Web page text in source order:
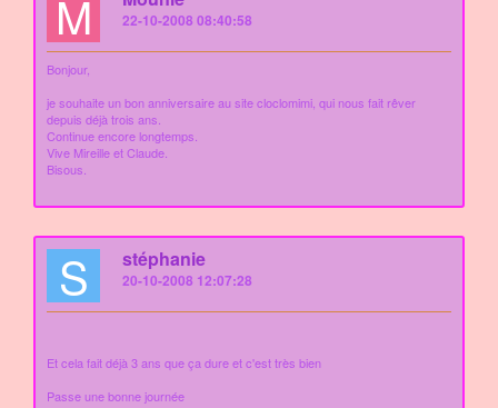
M 22-10-2008 08:40:58
Bonjour,
je souhaite un bon anniversaire au site cloclomimi, qui nous fait rêver
depuis déjà trois ans.
Continue encore longtemps.
Vive Mireille et Claude.
Bisous.
S stéphanie
20-10-2008 12:07:28
Et cela fait déjà 3 ans que ça dure et c'est très bien
Passe une bonne journée